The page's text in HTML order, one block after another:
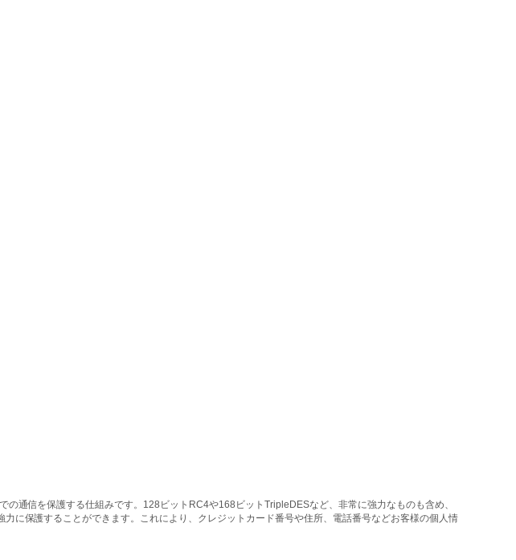
通信を保護する仕組みです。128ビットRC4や168ビットTripleDESなど、非常に強力なものも含め、
に保護することができます。これにより、クレジットカード番号や住所、電話番号などお客様の個人情